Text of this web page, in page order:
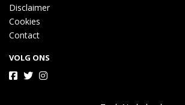
Disclaimer
Cookies
Contact
VOLG ONS